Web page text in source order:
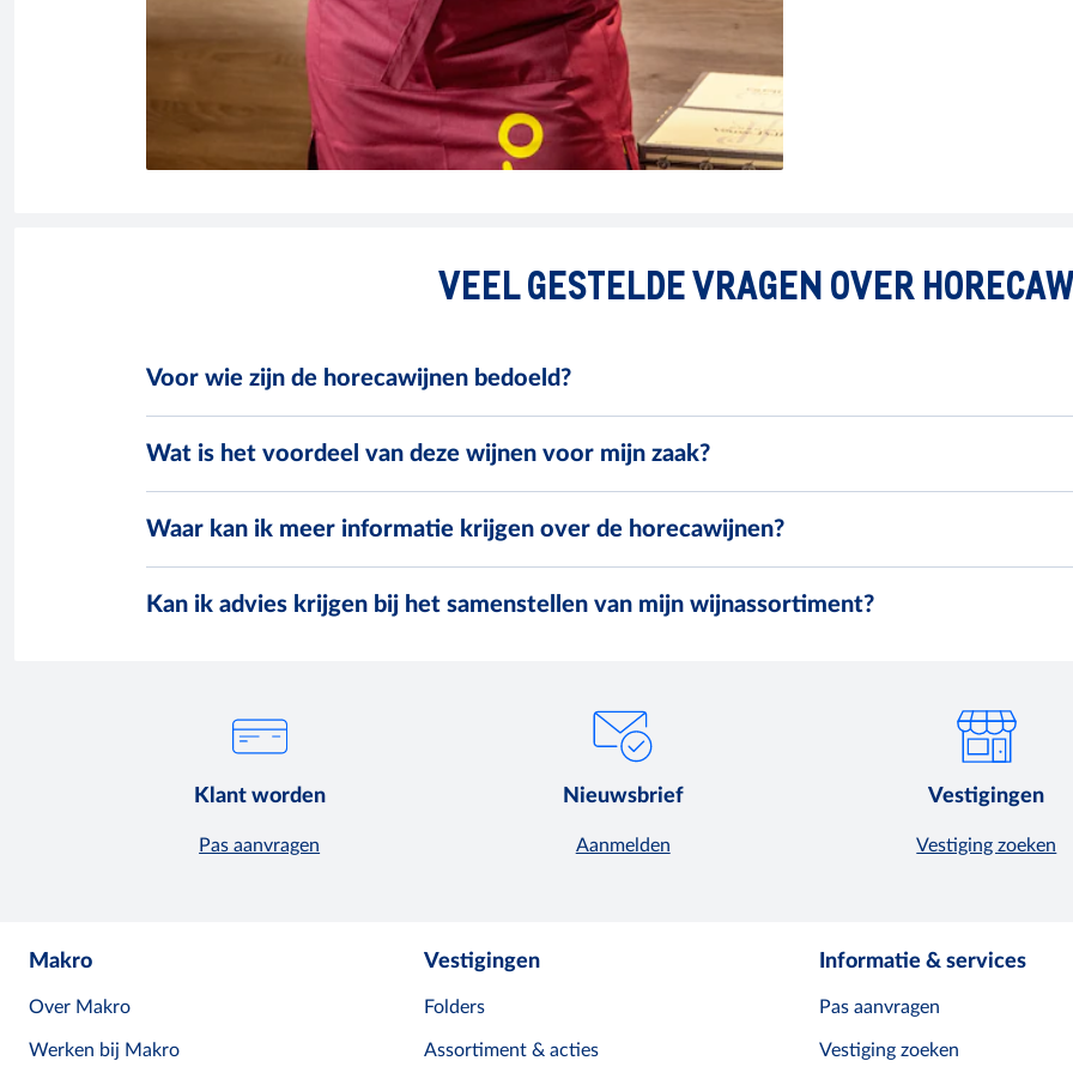
VEEL GESTELDE VRAGEN OVER
Voor wie zijn de horecawijnen bedoeld?
Wat is het voordeel van deze wijnen voor mijn zaak?
Waar kan ik meer informatie krijgen over de horecawijnen?
Kan ik advies krijgen bij het samenstellen van mijn wijnassortiment?
Klant worden
Pas aanvragen
Nieuwsbrief
Aanmelden
Vestigingen
Vestiging zoeken
Makro
Over Makro
Werken bij Makro
Vestigingen
Folders
Assortiment & acties
Informatie & services
Pas aanvragen
Vestiging zoeken